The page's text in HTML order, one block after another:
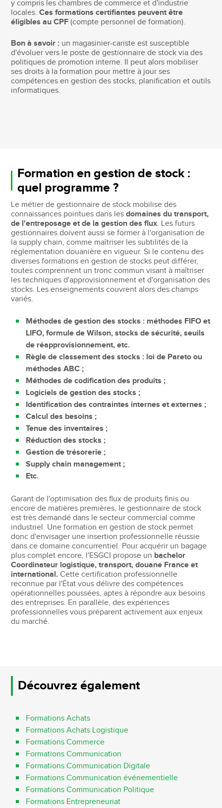
y compris les chambres de commerce et d'industrie
locales.Ces formations certifiantes peuvent être
éligibles au CPF (compte personnel de formation).
Bon à savoir : un magasinier-cariste est susceptible
d'évoluer vers le poste de gestionnaire de stock via des
politiques de promotion interne. Il peut alors mobiliser
ses droits à la formation pour mettre à jour ses
compétences en gestion des stocks, planification et outils
informatiques.
Formation en gestion de stock :
quel programme ?
Le métier de gestionnaire de stock mobilise des
connaissances pointues dans lesdomaines du transport,
de l'entreposage et de la gestion des flux. Les futurs
gestionnaires doivent aussi se former à l'organisation de
la supply chain, comme maîtriser les subtilités de la
réglementation douanière en vigueur. Si le contenu des
diverses formations en gestion de stocks peut différer,
toutes comprennent un tronc commun visant à maîtriser
les techniques d'approvisionnement et d'organisation des
stocks. Les enseignements couvrent alors des champs
variés.
Méthodes de gestion des stocks : méthodes FIFO et
LIFO, formule de Wilson, stocks de sécurité, seuils
de réapprovisionnement, etc.
Règle de classement des stocks : loi de Pareto ou
méthodes ABC ;
Méthodes de codification des produits ;
Logiciels de gestion des stocks ;
Identification des contraintes internes et externes ;
Calcul des besoins ;
Tenue des inventaires ;
Réduction des stocks ;
Gestion de trésorerie ;
Supply chain management ;
Etc.
Garant de l'optimisation des flux de produits finis ou
encore de matières premières, le gestionnaire de stock
est très demandé dans le secteur commercial comme
industriel. Une formation en gestion de stock permet
donc d'envisager une insertion professionnelle réussie
dans ce domaine concurrentiel. Pour acquérir un bagage
plus complet encore, l'ESGCI propose un bachelor
Coordinateur logistique, transport, douane France et
international. Cette certification professionnelle
reconnue par l'État vous délivre des compétences
opérationnelles poussées, aptes à répondre aux besoins
des entreprises. En parallèle, des expériences
professionnelles vous préparent activement aux enjeux
du marché.
Découvrez également
Formations Achats
Formations Achats Logistique
Formations Commerce
Formations Communication
Formations Communication Digitale
Formations Communication événementielle
Formations Communication Politique
Formations Entrepreneuriat